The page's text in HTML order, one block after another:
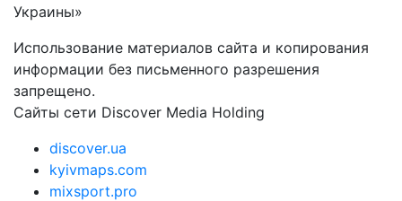
Украины»
Использование материалов сайта и копирования
информации без письменного разрешения
запрещено.
Сайты сети Discover Media Holding
discover.ua
kyivmaps.com
mixsport.pro